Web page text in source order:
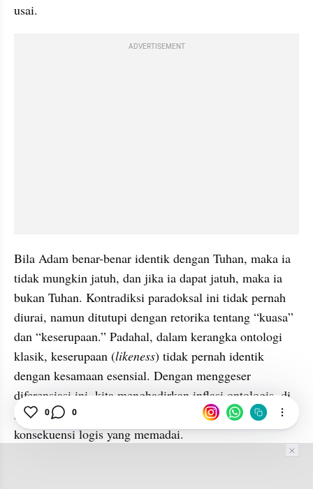
usai.
ADVERTISEMENT
Bila Adam benar-benar identik dengan Tuhan, maka ia
tidak mungkin jatuh, dan jika ia dapat jatuh, maka ia
bukan Tuhan. Kontradiksi paradoksal ini tidak pernah
diurai, namun ditutupi dengan retorika tentang “kuasa”
dan “keserupaan.” Padahal, dalam kerangka ontologi
klasik, keserupaan (likeness) tidak pernah identik
dengan kesamaan esensial. Dengan menggeser
diferensiasi ini, kita menghadirkan inflasi ontologis, di
mana manusia dinaikkan ke posisi ilahi tanpa
konsekuensi logis yang memadai.
0 0